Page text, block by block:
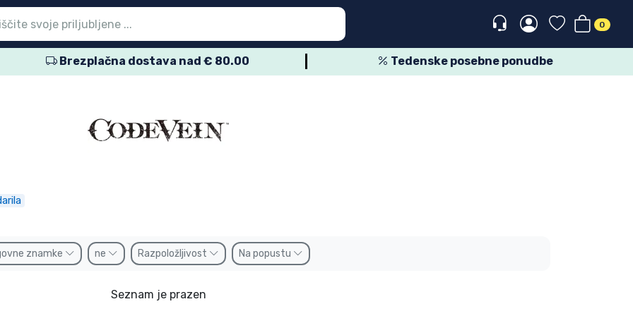
0
Brezplačna dostava nad € 80.00 Tedenske posebne ponudbe
znamke ne Razpoložljivost Na popustu
Seznam je prazen
meni
meni
meni
meni
meni
meni
meni
meni
meni